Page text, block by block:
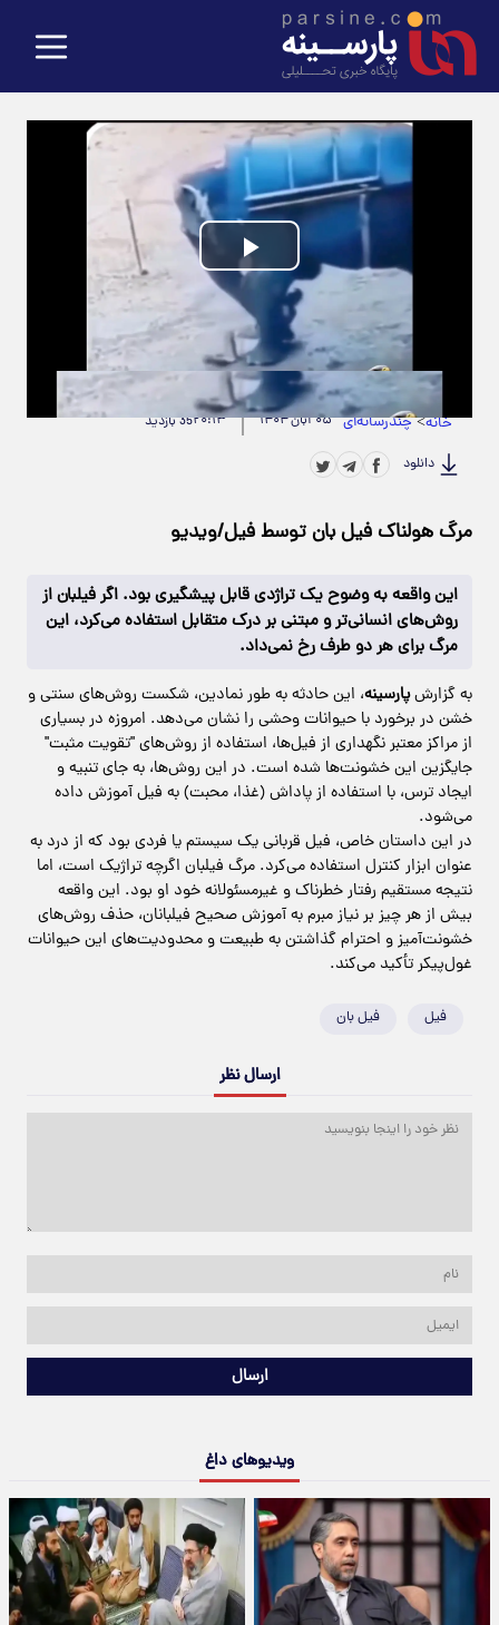
Play
Video
حجم ویدیو: 4.13M مدت زمان ویدیو: 00:00:59
خانه>چندرسانه‌ای ۰۵ آبان ۱۴۰۴ ۲۰:۱۳35 بازدید
دانلود
مرگ هولناک فیل بان توسط فیل/ویدیو
این واقعه به وضوح یک تراژدی قابل پیشگیری بود. اگر فیلبان از
روش‌های انسانی‌تر و مبتنی بر درک متقابل استفاده می‌کرد، این
مرگ برای هر دو طرف رخ نمی‌داد.
به گزارشپارسینه، این حادثه به طور نمادین، شکست روش‌های سنتی و
خشن در برخورد با حیوانات وحشی را نشان می‌دهد. امروزه در بسیاری
از مراکز معتبر نگهداری از فیل‌ها، استفاده از روش‌های "تقویت مثبت"
جایگزین این خشونت‌ها شده است. در این روش‌ها، به جای تنبیه و
ایجاد ترس، با استفاده از پاداش (غذا، محبت) به فیل آموزش داده
می‌شود.
در این داستان خاص، فیل قربانی یک سیستم یا فردی بود که از درد به
عنوان ابزار کنترل استفاده می‌کرد. مرگ فیلبان اگرچه تراژیک است، اما
نتیجه مستقیم رفتار خطرناک و غیرمسئولانه خود او بود. این واقعه
بیش از هر چیز بر نیاز مبرم به آموزش صحیح فیلبانان، حذف روش‌های
خشونت‌آمیز و احترام گذاشتن به طبیعت و محدودیت‌های این حیوانات
غول‌پیکر تأکید می‌کند.
فیل فیل بان
ارسال نظر
ارسال
ویدیوهای داغ